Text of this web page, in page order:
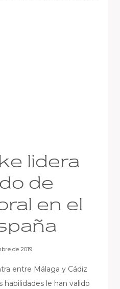
lidera
de
en el
de 2019
entre Málaga y Cádiz
habilidades le han valido